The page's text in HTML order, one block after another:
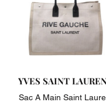
YVES SAINT
Sac A Main Saint